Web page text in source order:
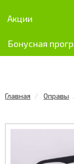
Акции
Бонусная
Главная Оправы